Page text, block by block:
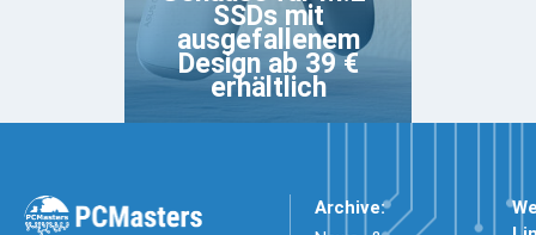
SSDs mit
ausgefallenem
Design ab 39 €
erhältlich
Archive: